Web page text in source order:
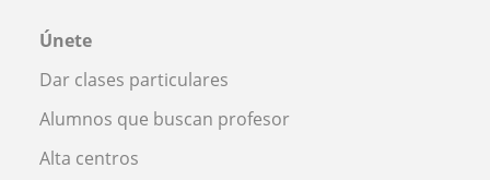
Únete
Dar clases particulares
Alumnos que buscan profesor
Alta centros